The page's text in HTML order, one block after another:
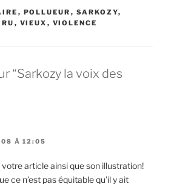
, POLLUEUR , SARKOZY,
, VIEUX , VIOLENCE
“Sarkozy la voix des
À 12:05
votre article ainsi que son illustration!
ce n’est pas équitable qu’il y ait